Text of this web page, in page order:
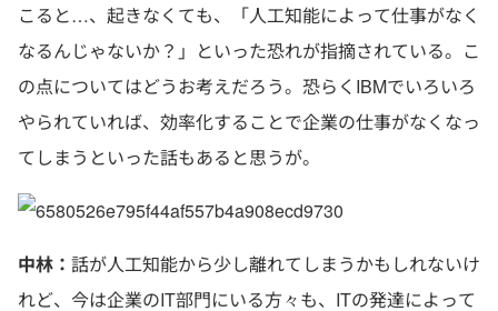
こると…、起きなくても、「人工知能によって仕事がなく
なるんじゃないか？」といった恐れが指摘されている。こ
の点についてはどうお考えだろう。恐らくIBMでいろいろ
やられていれば、効率化することで企業の仕事がなくなっ
てしまうといった話もあると思うが。
中林： 話が人工知能から少し離れてしまうかもしれないけ
れど、今は企業のIT部門にいる方々も、ITの発達によって